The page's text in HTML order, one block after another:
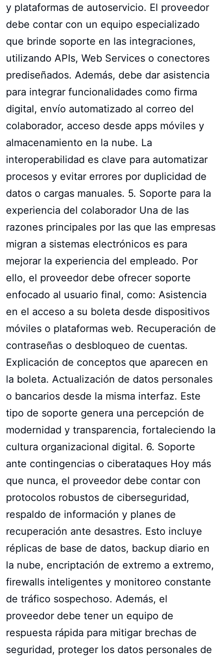
y plataformas de autoservicio. El proveedor
debe contar con un equipo especializado
que brinde soporte en las integraciones,
utilizando APIs, Web Services o conectores
prediseñados. Además, debe dar asistencia
para integrar funcionalidades como firma
digital, envío automatizado al correo del
colaborador, acceso desde apps móviles y
almacenamiento en la nube. La
interoperabilidad es clave para automatizar
procesos y evitar errores por duplicidad de
datos o cargas manuales. 5. Soporte para la
experiencia del colaborador Una de las
razones principales por las que las empresas
migran a sistemas electrónicos es para
mejorar la experiencia del empleado. Por
ello, el proveedor debe ofrecer soporte
enfocado al usuario final, como: Asistencia
en el acceso a su boleta desde dispositivos
móviles o plataformas web. Recuperación de
contraseñas o desbloqueo de cuentas.
Explicación de conceptos que aparecen en
la boleta. Actualización de datos personales
o bancarios desde la misma interfaz. Este
tipo de soporte genera una percepción de
modernidad y transparencia, fortaleciendo la
cultura organizacional digital. 6. Soporte
ante contingencias o ciberataques Hoy más
que nunca, el proveedor debe contar con
protocolos robustos de ciberseguridad,
respaldo de información y planes de
recuperación ante desastres. Esto incluye
réplicas de base de datos, backup diario en
la nube, encriptación de extremo a extremo,
firewalls inteligentes y monitoreo constante
de tráfico sospechoso. Además, el
proveedor debe tener un equipo de
respuesta rápida para mitigar brechas de
seguridad, proteger los datos personales de